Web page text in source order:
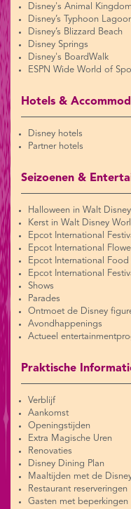
Disney's Animal Kingdom
Disney’s Typhoon
Disney’s Blizzard Beach
Disney Springs
Disney's BoardWalk
ESPN Wide World of
Hotels &
Disney hotels
Partner hotels
Seizoenen &
Halloween in Walt
Kerst in Walt Disney
Epcot International
Epcot International
Epcot International Food
Epcot International
Shows
Parades
Ontmoet de Disney
Avondhappenings
Actueel
Praktische
Verblijf
Aankomst
Openingstijden
Extra Magische Uren
Renovaties
Disney Dining Plan
Maaltijden met de
Restaurant reserveringen
Gasten met beperkingen